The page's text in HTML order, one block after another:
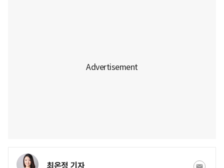
최온정 기자